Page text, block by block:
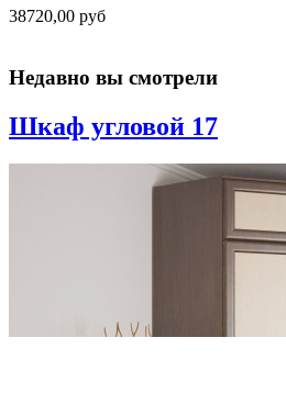
38720,00 руб
Недавно вы смотрели
Шкаф угловой 17